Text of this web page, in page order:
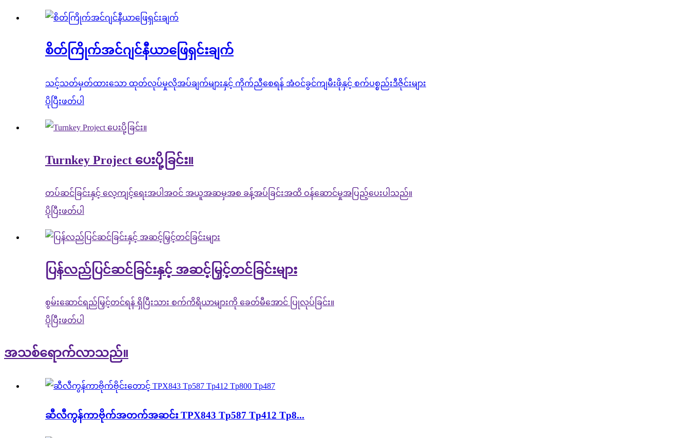
စိတ်ကြိုက်အင်ဂျင်နီယာဖြေရှင်းချက်
သင့်သတ်မှတ်ထားသော ထုတ်လုပ်မှုလိုအပ်ချက်များနှင့် ကိုက်ညီစေရန် အံဝင်ခွင်ကျမီးဖိုနှင့် စက်ပစ္စည်းဒီဇိုင်းများ
ပိုပြီးဖတ်ပါ
Turnkey Project ပေးပို့ခြင်း။
တပ်ဆင်ခြင်းနှင့် လေ့ကျင့်ရေးအပါအဝင် အယူအဆမှအစ ခန့်အပ်ခြင်းအထိ ဝန်ဆောင်မှုအပြည့်ပေးပါသည်။
ပိုပြီးဖတ်ပါ
ပြန်လည်ပြင်ဆင်ခြင်းနှင့် အဆင့်မြှင့်တင်ခြင်းများ
စွမ်းဆောင်ရည်မြှင့်တင်ရန် ရှိပြီးသား စက်ကိရိယာများကို ခေတ်မီအောင် ပြုလုပ်ခြင်း။
ပိုပြီးဖတ်ပါ
အသစ်ရောက်လာသည်။
ဆီလီကွန်ကာဗိုက်အတက်အဆင်း TPX843 Tp587 Tp412 Tp8...